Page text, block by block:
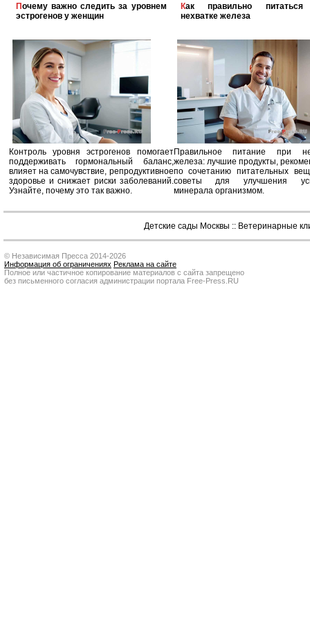
Почему важно следить за уровнем
эстрогенов у женщин
Контроль уровня эстрогенов помогает
поддерживать гормональный баланс,
влияет на самочувствие, репродуктивное
здоровье и снижает риски заболеваний.
Узнайте, почему это так важно.
Как правильно питаться при
нехватке железа
Правильное питание при
железа: лучшие продукты,
по сочетанию питательных
советы для улучшения
минерала организмом.
Детские сады Москвы :: Ветеринарные
© Независимая Пресса 2014-2026
Информация об ограничениях Реклама на сайте
Полное или частичное копирование материалов с сайта запрещено
без письменного согласия администрации портала Free-Press.RU